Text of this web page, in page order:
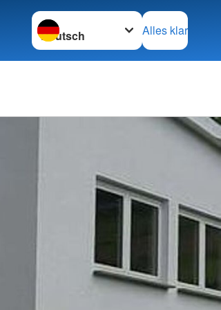
Sprache wechseln zu
Alles klar